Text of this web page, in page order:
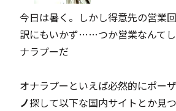
今日は暑く。しかし得意先の営業
訳にもいかず……つか営業なんて
ナラプーだ
オナラプーといえば必然的にポーザ
ノ探して以下な国内サイトとか見つ